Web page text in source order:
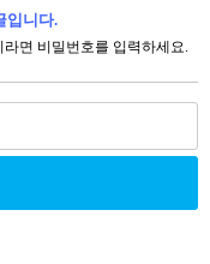
입니다.
면 비밀번호를 입력하세요.